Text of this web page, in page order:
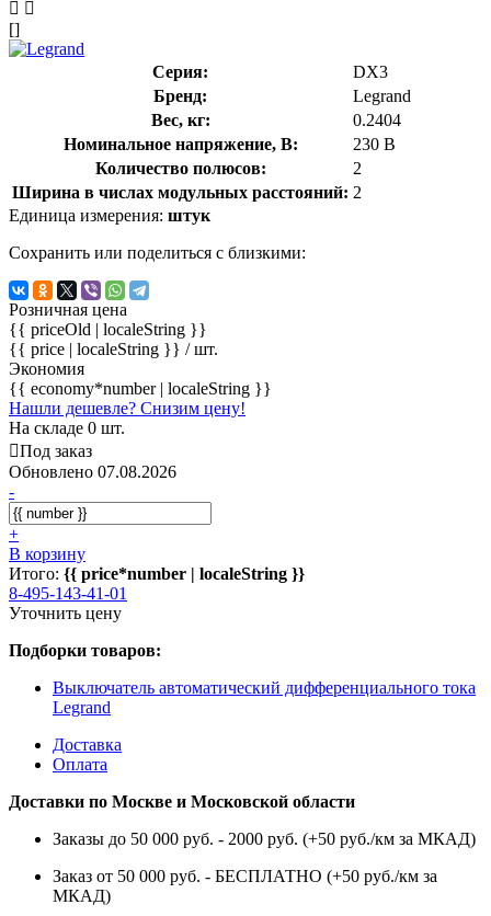
[]
Серия:
DX3
Бренд:
Legrand
Вес, кг:
0.2404
Номинальное напряжение, В:
230 В
Количество полюсов:
2
Ширина в числах модульных расстояний: 2
Единица измерения: штук
Сохранить или поделиться с близкими:
Розничная цена
{{ priceOld | localeString }}
{{ price | localeString }} / шт.
Экономия
{{ economy*number | localeString }}
Нашли дешевле? Снизим цену!
На складе 0 шт.
Под заказ
Обновлено 07.08.2026
-
+
В корзину
Итого: {{ price*number | localeString }}
8-495-143-41-01
Уточнить цену
Подборки товаров:
Выключатель автоматический дифференциального тока
Legrand
Доставка
Оплата
Доставки по Москве и Московской области
Заказы до 50 000 руб. - 2000 руб. (+50 руб./км за МКАД)
Заказ от 50 000 руб. - БЕСПЛАТНО (+50 руб./км за
МКАД)